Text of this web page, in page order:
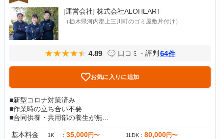
[運営会社] 株式会社ALOHEART
（栃木県河内郡上三川町のゴミ屋敷片付け）
4.89 口コミ・評判 64件
お気に入りに追加
■新型コロナ対策済み
■作業時の立ち合い不要
■合同供養・共用部の養生が無...
基本料金 1K 35,000円〜 1LDK 80,000円〜